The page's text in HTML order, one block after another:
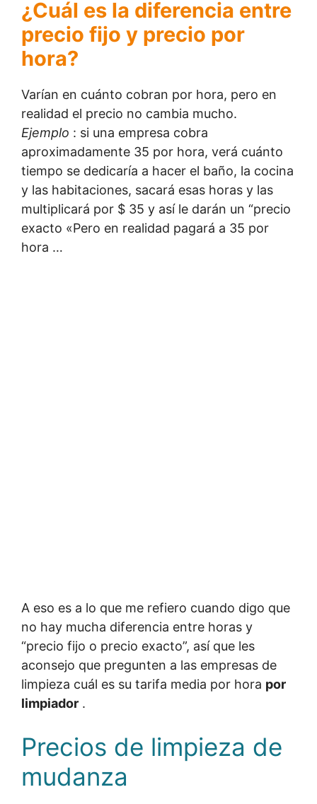
¿Cuál es la diferencia entre
precio fijo y precio por
hora?
Varían en cuánto cobran por hora, pero en
realidad el precio no cambia mucho.
Ejemplo : si una empresa cobra
aproximadamente 35 por hora, verá cuánto
tiempo se dedicaría a hacer el baño, la cocina
y las habitaciones, sacará esas horas y las
multiplicará por $ 35 y así le darán un “precio
exacto «Pero en realidad pagará a 35 por
hora …
A eso es a lo que me refiero cuando digo que
no hay mucha diferencia entre horas y
“precio fijo o precio exacto”, así que les
aconsejo que pregunten a las empresas de
limpieza cuál es su tarifa media por hora por
limpiador .
Precios de limpieza de
mudanza